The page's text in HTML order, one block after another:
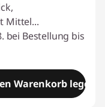
Mittel...
bei Bestellung bis
Warenkorb legen